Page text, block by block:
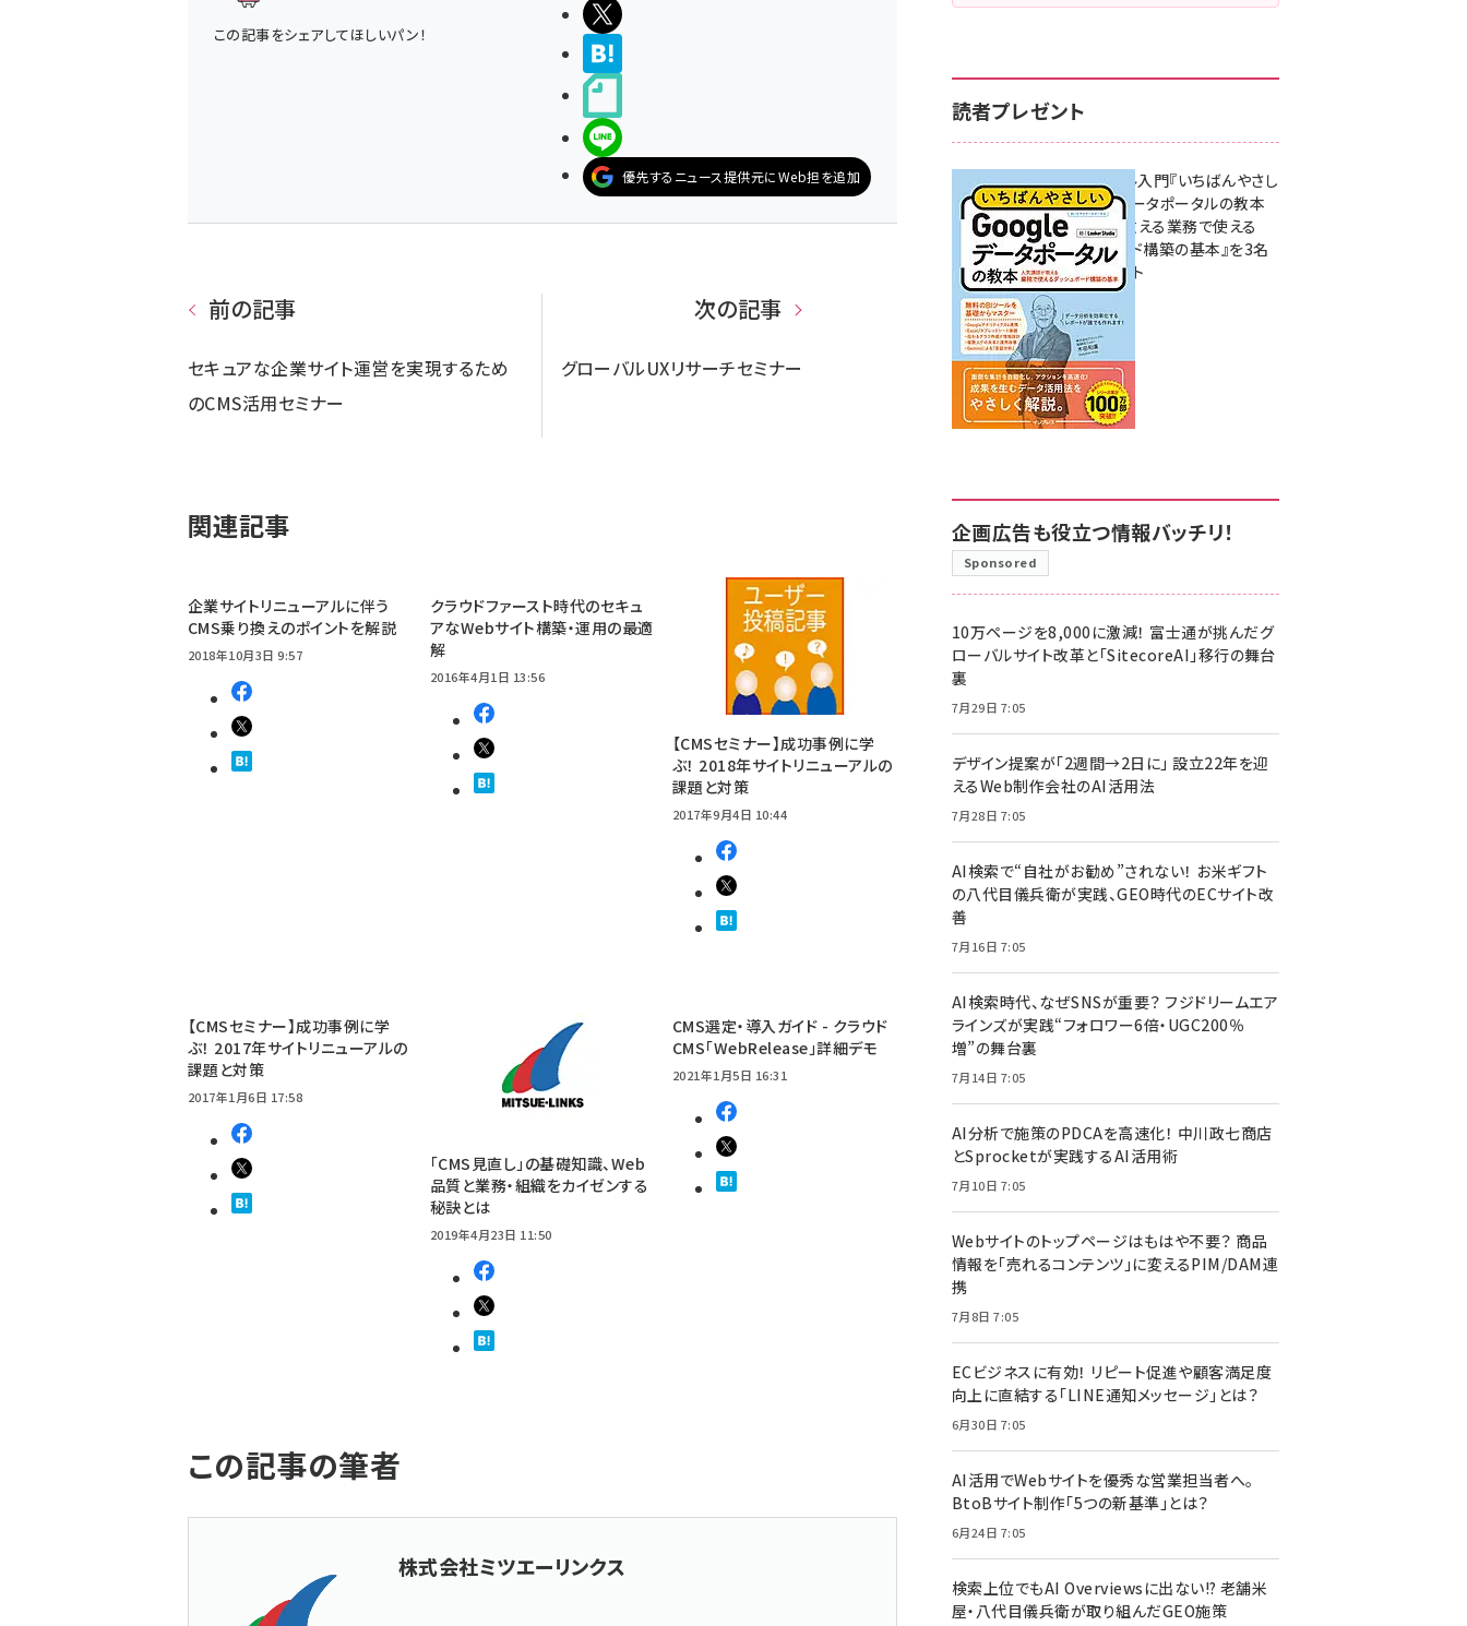
この記事をシェアしてほしいパン！
ポストする
LINEで送る
優先するニュース提供元にWeb担を追加
前の記事
セキュアな企業サイト運営を実現するため
のCMS活用セミナー
次の記事
グローバルUXリサーチセミナー
関連記事
企業サイトリニューアルに伴う
CMS乗り換えのポイントを解説
2018年10月3日 9:57
クラウドファースト時代のセキュ
アなWebサイト構築・運用の最適
解
2016年4月1日 13:56
【CMSセミナー】成功事例に学
ぶ！ 2018年サイトリニューアルの
課題と対策
2017年9月4日 10:44
【CMSセミナー】成功事例に学
ぶ！ 2017年サイトリニューアルの
課題と対策
2017年1月6日 17:58
「CMS見直し」の基礎知識、Web
品質と業務・組織をカイゼンする
秘訣とは
2019年4月23日 11:50
CMS選定・導入ガイド - クラウド
CMS「WebRelease」詳細デモ
2021年1月5日 16:31
この記事の筆者
株式会社ミツエーリンクス
読者プレゼント
無料BIツール入門『いちばんやさし
いGoogleデータポータルの教本
人気講師が教える業務で使える
ダッシュボード構築の基本』を3名
様にプレゼント
7月31日 10:00
企画広告も役立つ情報バッチリ！
Sponsored
10万ページを8,000に激減！ 富士通が挑んだグ
ローバルサイト改革と「SitecoreAI」移行の舞台
裏
7月29日 7:05
デザイン提案が「2週間→2日に」 設立22年を迎
えるWeb制作会社のAI活用法
7月28日 7:05
AI検索で“自社がお勧め”されない！ お米ギフト
の八代目儀兵衛が実践、GEO時代のECサイト改
善
7月16日 7:05
AI検索時代、なぜSNSが重要？ フジドリームエア
ラインズが実践“フォロワー6倍・UGC200％
増”の舞台裏
7月14日 7:05
AI分析で施策のPDCAを高速化！ 中川政七商店
とSprocketが実践するAI活用術
7月10日 7:05
Webサイトのトップページはもはや不要？ 商品
情報を「売れるコンテンツ」に変えるPIM/DAM連
携
7月8日 7:05
ECビジネスに有効！ リピート促進や顧客満足度
向上に直結する「LINE通知メッセージ」とは？
6月30日 7:05
AI活用でWebサイトを優秀な営業担当者へ。
BtoBサイト制作「5つの新基準」とは？
6月24日 7:05
検索上位でもAI Overviewsに出ない!? 老舗米
屋・八代目儀兵衛が取り組んだGEO施策